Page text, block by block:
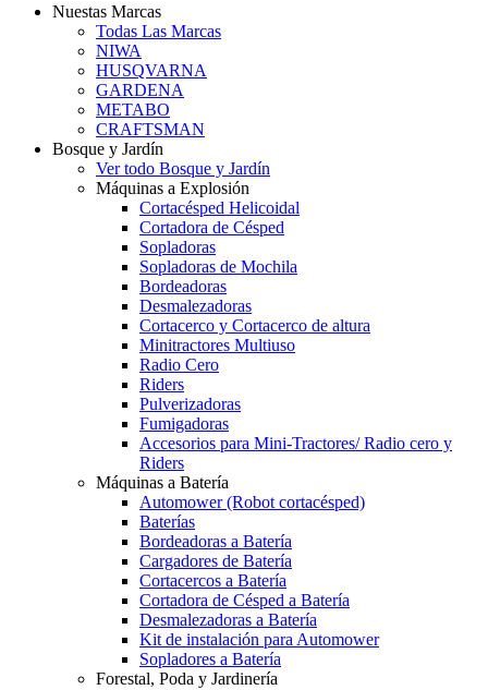
Nuestas Marcas
Todas Las Marcas
NIWA
HUSQVARNA
GARDENA
METABO
CRAFTSMAN
Bosque y Jardín
Ver todo Bosque y Jardín
Máquinas a Explosión
Cortacésped Helicoidal
Cortadora de Césped
Sopladoras
Sopladoras de Mochila
Bordeadoras
Desmalezadoras
Cortacerco y Cortacerco de altura
Minitractores Multiuso
Radio Cero
Riders
Pulverizadoras
Fumigadoras
Accesorios para Mini-Tractores/ Radio cero y
Riders
Máquinas a Batería
Automower (Robot cortacésped)
Baterías
Bordeadoras a Batería
Cargadores de Batería
Cortacercos a Batería
Cortadora de Césped a Batería
Desmalezadoras a Batería
Kit de instalación para Automower
Sopladores a Batería
Forestal, Poda y Jardinería